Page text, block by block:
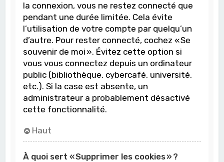
la connexion, vous ne restez connecté que
pendant une durée limitée. Cela évite
l’utilisation de votre compte par quelqu’un
d’autre. Pour rester connecté, cochez « Se
souvenir de moi ». Évitez cette option si
vous vous connectez depuis un ordinateur
public (bibliothèque, cybercafé, université,
etc.). Si la case est absente, un
administrateur a probablement désactivé
cette fonctionnalité.
Haut
À quoi sert « Supprimer les cookies » ?